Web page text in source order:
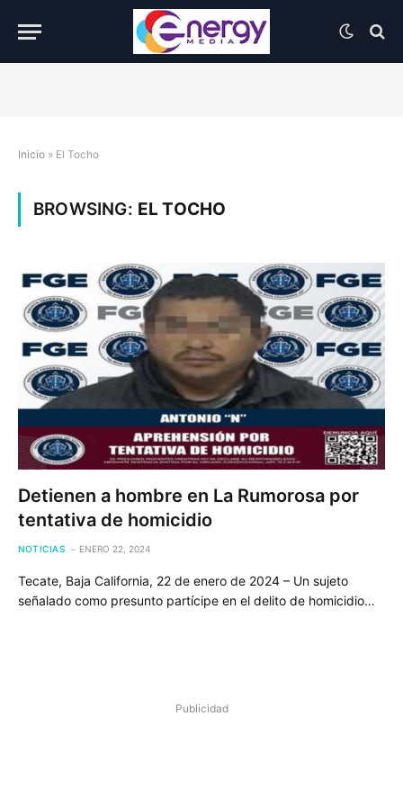
Inicio » El Tocho
BROWSING: EL TOCHO
Detienen a hombre en La Rumorosa por
tentativa de homicidio
NOTICIAS ENERO 22, 2024
Tecate, Baja California, 22 de enero de 2024 – Un sujeto
señalado como presunto partícipe en el delito de homicidio…
Publicidad